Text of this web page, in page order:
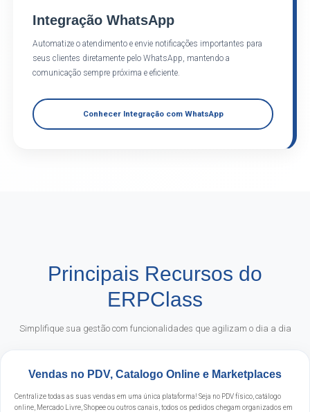
Integração WhatsApp
Automatize o atendimento e envie notificações importantes para
seus clientes diretamente pelo WhatsApp, mantendo a
comunicação sempre próxima e eficiente.
Conhecer Integração com WhatsApp
Principais Recursos do
ERPClass
Simplifique sua gestão com funcionalidades que agilizam o dia a dia
Vendas no PDV, Catalogo Online e Marketplaces
Centralize todas as suas vendas em uma única plataforma! Seja no PDV físico, catálogo
online, Mercado Livre, Shopee ou outros canais, todos os pedidos chegam organizados em